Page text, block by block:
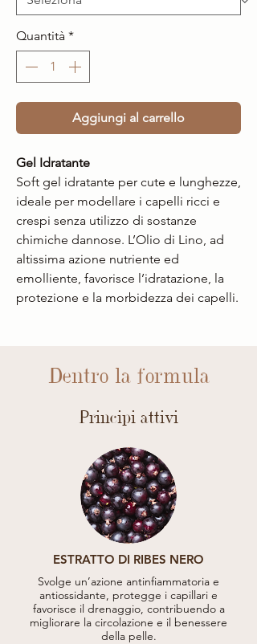
Quantità *
Aggiungi al carrello
Gel Idratante
Soft gel idratante per cute e lunghezze,
ideale per modellare i capelli ricci e
crespi senza utilizzo di sostanze
chimiche dannose. L’Olio di Lino, ad
altissima azione nutriente ed
emolliente, favorisce l’idratazione, la
protezione e la morbidezza dei capelli.
Dentro la formula
Principi attivi
ESTRATTO DI RIBES NERO
Svolge un’azione antinfiammatoria e
antiossidante, protegge i capillari e
favorisce il drenaggio, contribuendo a
migliorare la circolazione e il benessere
della pelle.